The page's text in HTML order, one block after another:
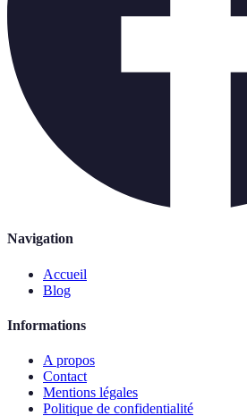
Navigation
Accueil
Blog
Informations
A propos
Contact
Mentions légales
Politique de confidentialité